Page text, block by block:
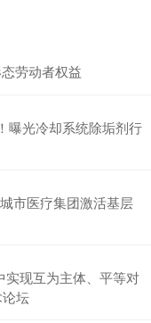
劳动者权益
曝光冷却系统除垢剂行
市医疗集团激活基层
实现互为主体、平等对
坛